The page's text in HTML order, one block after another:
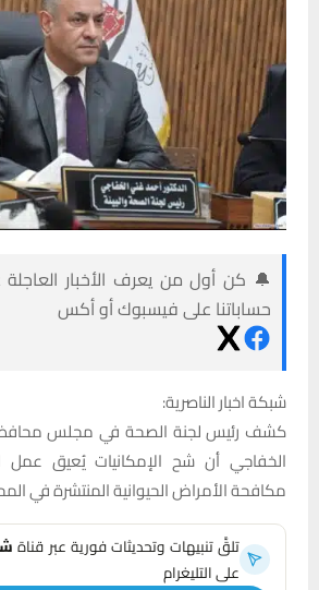
🔔 كن أول من يعرف الأخبار العاجلة
حساباتنا على فيسبوك أو أكس
شبكة اخبار الناصرية:
كشف رئيس لجنة الصحة في مجلس
الخفاجي أن شح الإمكانيات يُعيق عمل
مكافحة الأمراض الحيوانية المنتشرة في
تلقَّ تنبيهات وتحديثات فورية عبر قناة
على التليغرام